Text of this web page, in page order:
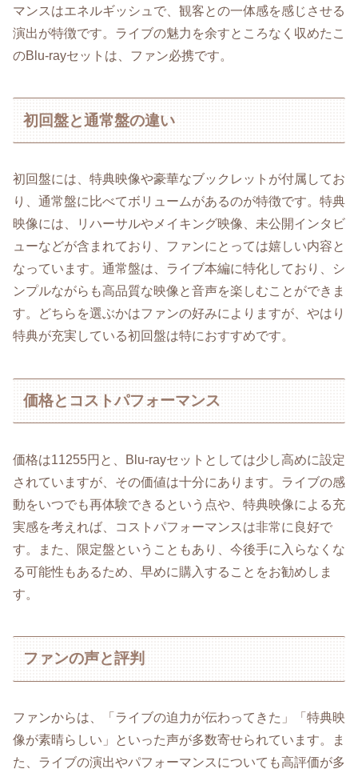
マンスはエネルギッシュで、観客との一体感を感じさせる
演出が特徴です。ライブの魅力を余すところなく収めたこ
のBlu-rayセットは、ファン必携です。
初回盤と通常盤の違い
初回盤には、特典映像や豪華なブックレットが付属してお
り、通常盤に比べてボリュームがあるのが特徴です。特典
映像には、リハーサルやメイキング映像、未公開インタビ
ューなどが含まれており、ファンにとっては嬉しい内容と
なっています。通常盤は、ライブ本編に特化しており、シ
ンプルながらも高品質な映像と音声を楽しむことができま
す。どちらを選ぶかはファンの好みによりますが、やはり
特典が充実している初回盤は特におすすめです。
価格とコストパフォーマンス
価格は11255円と、Blu-rayセットとしては少し高めに設定
されていますが、その価値は十分にあります。ライブの感
動をいつでも再体験できるという点や、特典映像による充
実感を考えれば、コストパフォーマンスは非常に良好で
す。また、限定盤ということもあり、今後手に入らなくな
る可能性もあるため、早めに購入することをお勧めしま
す。
ファンの声と評判
ファンからは、「ライブの迫力が伝わってきた」「特典映
像が素晴らしい」といった声が多数寄せられています。ま
た、ライブの演出やパフォーマンスについても高評価が多